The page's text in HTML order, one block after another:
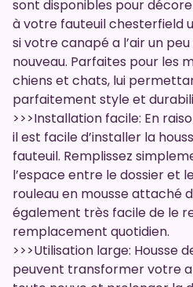
sont disponibles pour
à votre fauteuil chesterfield
si votre canapé a l’air un
nouveau. Parfaites pour les
chiens et chats, lui
parfaitement style et
>>>Installation facile: En
il est facile d’installer la
fauteuil. Remplissez
l’espace entre le dossier et
rouleau en mousse attaché
également très facile de le
remplacement quotidien.
>>>Utilisation large: Housse
peuvent transformer votre